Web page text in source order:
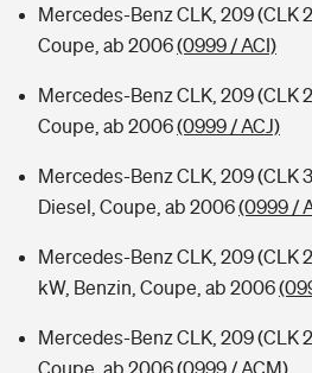
Mercedes-Benz CLK, 209 (CLK
Coupe, ab 2006(0999 / ACI)
Mercedes-Benz CLK, 209 (CLK
Coupe, ab 2006(0999 / ACJ)
Mercedes-Benz CLK, 209 (CLK
Diesel, Coupe, ab 2006(0999 /
Mercedes-Benz CLK, 209 (CLK
kW, Benzin, Coupe, ab 2006
Mercedes-Benz CLK, 209 (CLK
Coupe, ab 2006(0999 / ACM)